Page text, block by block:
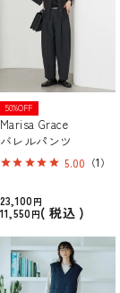
50%OFF
Marisa Grace
バレルパンツ
5.00 （1）
23,100
11,550
税込